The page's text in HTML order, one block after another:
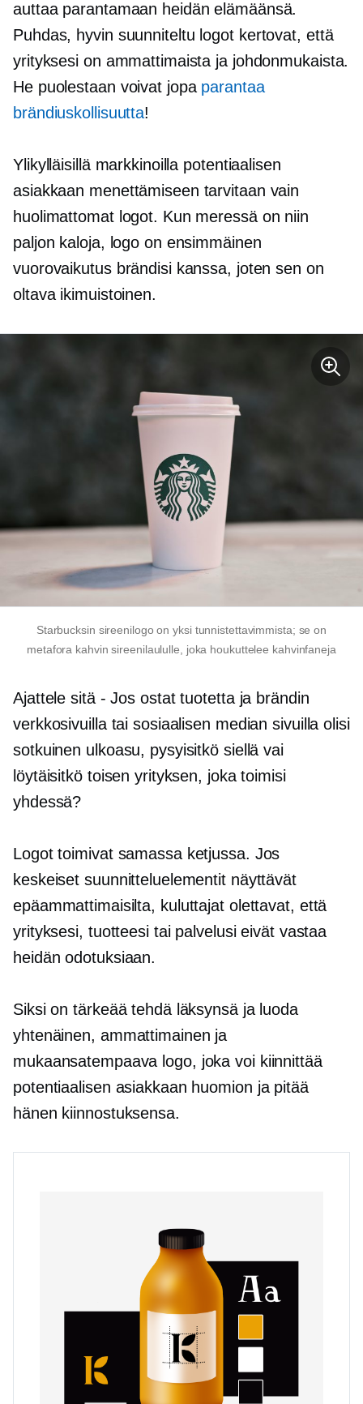
auttaa parantamaan heidän elämäänsä.
Puhdas, hyvin suunniteltu logot kertovat, että
yrityksesi on ammattimaista ja johdonmukaista.
He puolestaan ​​voivat jopa parantaa
brändiuskollisuutta!
Ylikylläisillä markkinoilla potentiaalisen
asiakkaan menettämiseen tarvitaan vain
huolimattomat logot. Kun meressä on niin
paljon kaloja, logo on ensimmäinen
vuorovaikutus brändisi kanssa, joten sen on
oltava ikimuistoinen.
Starbucksin sireenilogo on yksi tunnistettavimmista; se on
metafora kahvin sireenilaululle, joka houkuttelee kahvinfaneja
Ajattele sitä - Jos ostat tuotetta ja brändin
verkkosivuilla tai sosiaalisen median sivuilla olisi
sotkuinen ulkoasu, pysyisitkö siellä vai
löytäisitkö toisen yrityksen, joka toimisi
yhdessä?
Logot toimivat samassa ketjussa. Jos
keskeiset suunnitteluelementit näyttävät
epäammattimaisilta, kuluttajat olettavat, että
yrityksesi, tuotteesi tai palvelusi eivät vastaa
heidän odotuksiaan.
Siksi on tärkeää tehdä läksynsä ja luoda
yhtenäinen, ammattimainen ja
mukaansatempaava logo, joka voi kiinnittää
potentiaalisen asiakkaan huomion ja pitää
hänen kiinnostuksensa.